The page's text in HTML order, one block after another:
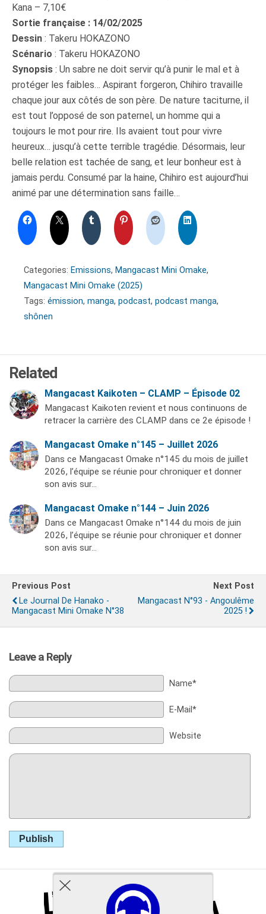
Kana – 7,10€
Sortie française : 14/02/2025
Dessin : Takeru HOKAZONO
Scénario : Takeru HOKAZONO
Synopsis : Un sabre ne doit servir qu’à punir le mal et à
protéger les faibles… Aspirant forgeron, Chihiro travaille
chaque jour aux côtés de son père. De nature taciturne, il
est tout l’opposé de son paternel, un homme qui a
toujours le mot pour rire. Ils avaient tout pour vivre
heureux… jusqu’à cette terrible tragédie. Désormais, leur
belle relation est tachée de sang, et leur bonheur est à
jamais perdu. Consumé par la haine, Chihiro est aujourd’hui
animé par une détermination sans faille…
Categories: Emissions, Mangacast Mini Omake,
Mangacast Mini Omake (2025)
Tags: émission, manga, podcast, podcast manga,
shônen
Related
Mangacast Kaikoten – CLAMP – Épisode 02
Mangacast Kaikoten revient et nous continuons de
retracer la carrière des CLAMP dans ce 2e épisode !
Mangacast Omake n°145 – Juillet 2026
Dans ce Mangacast Omake n°145 du mois de juillet
2026, l’équipe se réunie pour chroniquer et donner
son avis sur…
Mangacast Omake n°144 – Juin 2026
Dans ce Mangacast Omake n°144 du mois de juin
2026, l’équipe se réunie pour chroniquer et donner
son avis sur…
Previous Post
Le Journal De Hanako -
Mangacast Mini Omake N°38
Next Post
Mangacast N°93 - Angoulême
2025 !
Leave a Reply
Name*
E-Mail*
Website
Publish